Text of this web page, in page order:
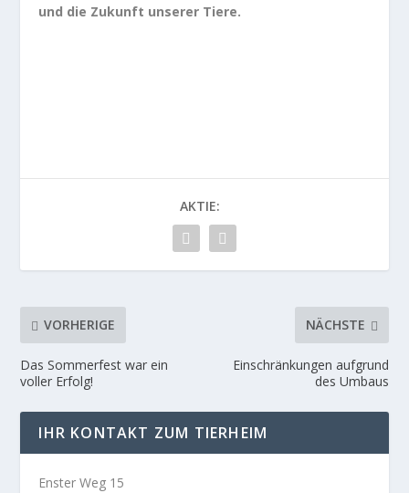
und die Zukunft unserer Tiere.
AKTIE:
VORHERIGE
Das Sommerfest war ein
voller Erfolg!
NÄCHSTE
Einschränkungen aufgrund
des Umbaus
IHR KONTAKT ZUM TIERHEIM
Enster Weg 15